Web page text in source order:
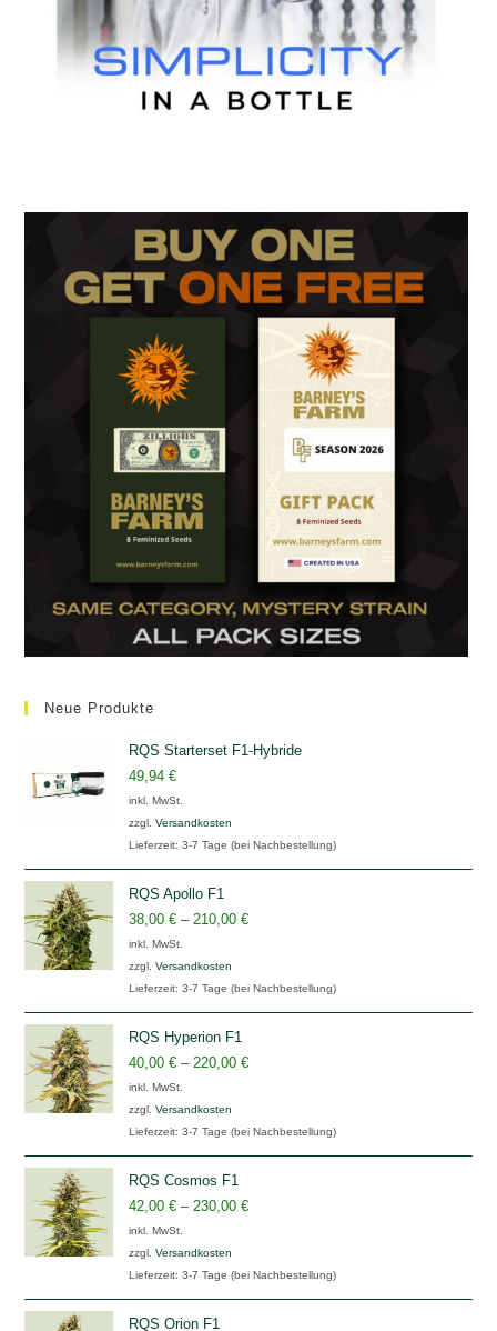
Neue Produkte
RQS Starterset F1-Hybride
49,94€
inkl. MwSt.
zzgl.Versandkosten
Lieferzeit:3-7 Tage (bei Nachbestellung)
RQS Apollo F1
38,00€ –210,00€
inkl. MwSt.
zzgl.Versandkosten
Lieferzeit:3-7 Tage (bei Nachbestellung)
RQS Hyperion F1
40,00€ –220,00€
inkl. MwSt.
zzgl.Versandkosten
Lieferzeit:3-7 Tage (bei Nachbestellung)
RQS Cosmos F1
42,00€ –230,00€
inkl. MwSt.
zzgl.Versandkosten
Lieferzeit:3-7 Tage (bei Nachbestellung)
RQS Orion F1